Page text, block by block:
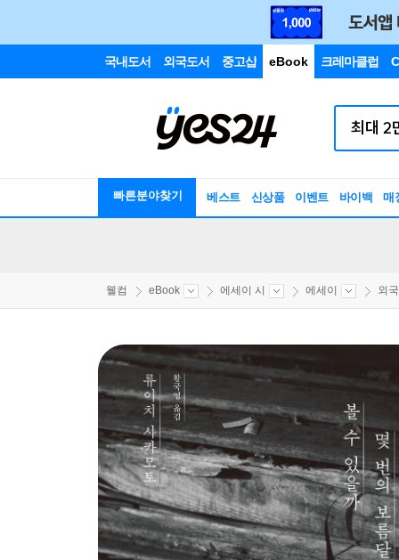
국내도서 외국도서 중고샵 eBook 크레마클럽
빠른분야찾기 베스트 신상품 이벤트 바이백 매
웰컴 eBook 에세이 시 에세이 외